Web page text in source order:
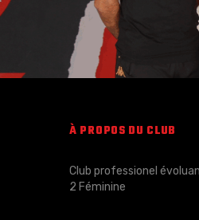
À PROPOS DU CLUB
Club professionel
2 Féminine